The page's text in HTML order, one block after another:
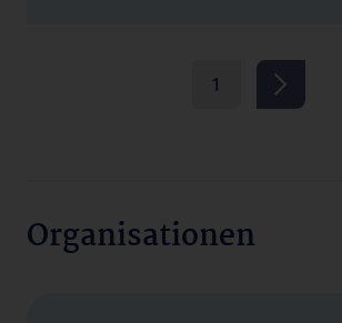
1
Organisationen